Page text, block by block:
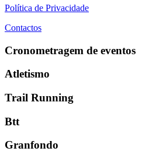
Política de Privacidade
Contactos
Cronometragem de eventos
Atletismo
Trail Running
Btt
Granfondo